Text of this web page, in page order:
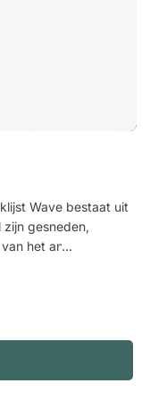
Wave bestaat uit
gesneden,
het andere is.
Breid de haaklijst
set van twee
of samen
ontwerp kun je
aansluiten zonder
je Wave precies zo